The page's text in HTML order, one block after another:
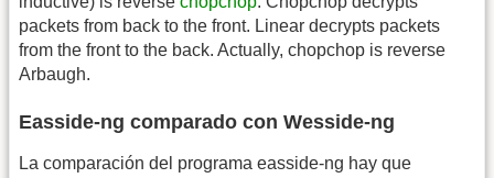
packets from back to the front. Linear decrypts packets
from the front to the back. Actually, chopchop is reverse
Arbaugh.
Easside-ng comparado con Wesside-ng
La comparación del programa easside-ng hay que